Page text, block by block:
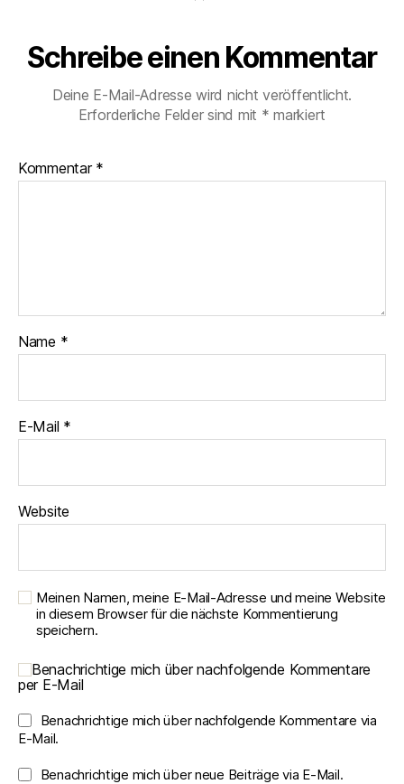
Schreibe einen Kommentar
Deine E-Mail-Adresse wird nicht veröffentlicht.
Erforderliche Felder sind mit * markiert
Kommentar *
Name *
E-Mail *
Website
Meinen Namen, meine E-Mail-Adresse und meine Website
in diesem Browser für die nächste Kommentierung
speichern.
Benachrichtige mich über nachfolgende Kommentare
per E-Mail
Benachrichtige mich über nachfolgende Kommentare via
E-Mail.
Benachrichtige mich über neue Beiträge via E-Mail.